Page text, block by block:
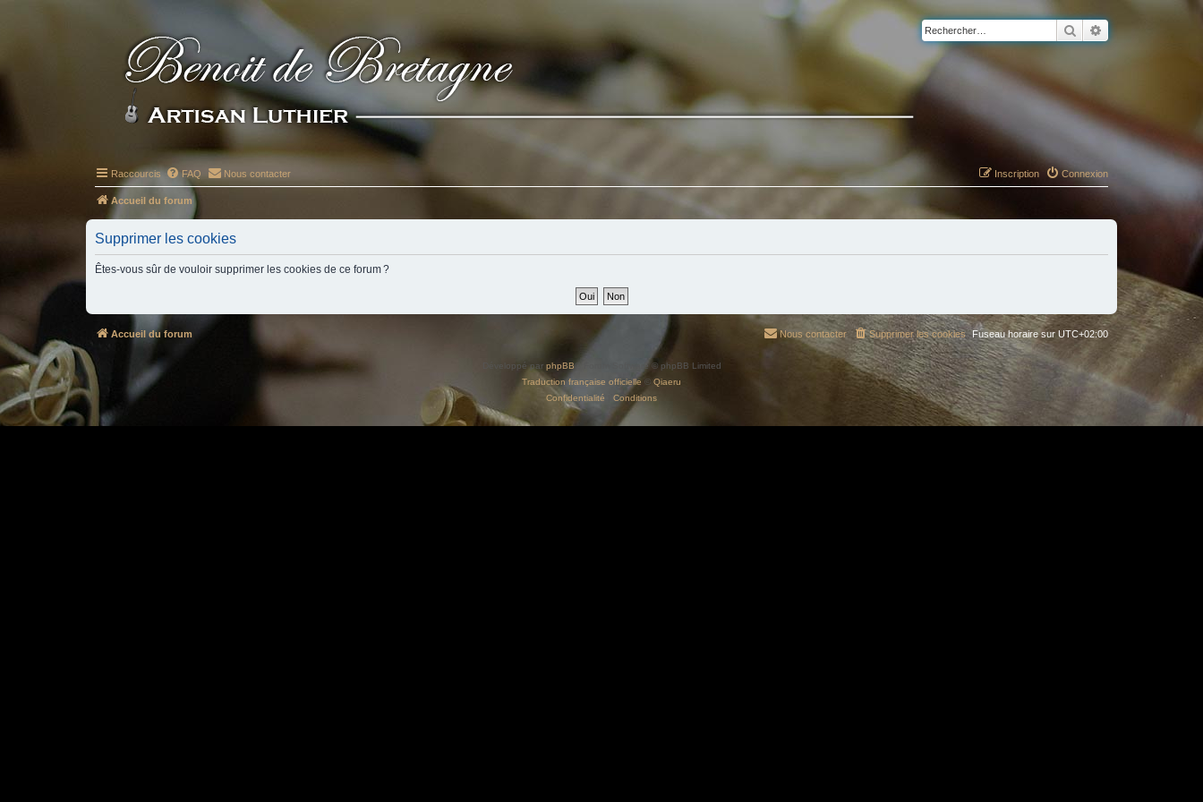
Rechercher
Raccourcis FAQ Nous contacter Connexion
Inscription
Accueil du forum
Supprimer les cookies
Êtes-vous sûr de vouloir supprimer les cookies de ce forum ?
Accueil du forum Fuseau horaire sur UTC+02:00
Supprimer les cookies
Nous contacter
Développé par phpBB® Forum Software © phpBB Limited
Traduction française officielle © Qiaeru
Confidentialité
Conditions